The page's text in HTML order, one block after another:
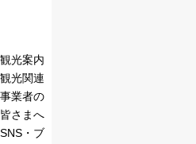
観光案内
観光関連
事業者の
皆さまへ
SNS・ブ